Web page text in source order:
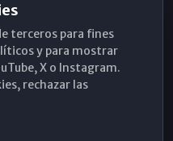
terceros para fines
y para mostrar
X o Instagram.
rechazar las